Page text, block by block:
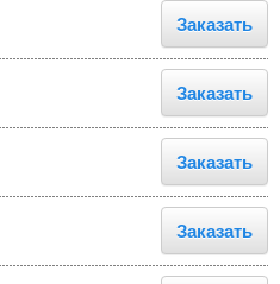
Заказать
Заказать
Заказать
Заказать